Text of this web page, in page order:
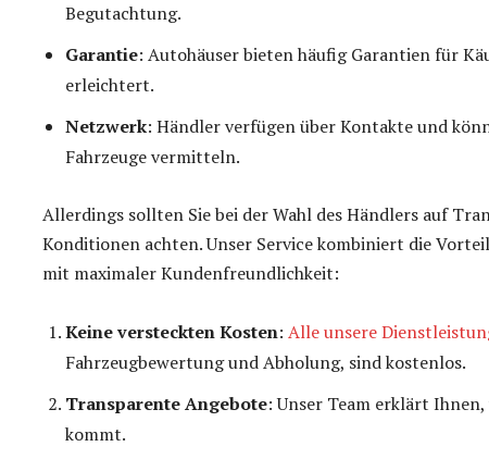
Begutachtung.
Garantie: Autohäuser bieten häufig Garantien für
erleichtert.
Netzwerk: Händler verfügen über Kontakte und
Fahrzeuge vermitteln.
Allerdings sollten Sie bei der Wahl des Händlers auf
Konditionen achten. Unser Service kombiniert die
mit maximaler Kundenfreundlichkeit:
Keine versteckten Kosten: Alle unsere
Fahrzeugbewertung und Abholung, sind kostenlos.
Transparente Angebote: Unser Team erklärt
kommt.